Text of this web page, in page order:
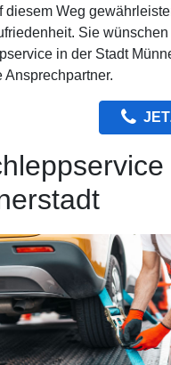
diesem Weg
Sie
in der Stadt
Ansprechpartner.